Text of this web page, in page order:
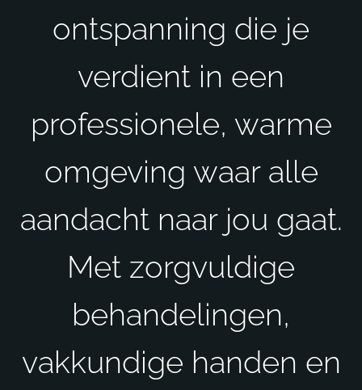
ontspanning die je
verdient in een
professionele, warme
omgeving waar alle
aandacht naar jou gaat.
Met zorgvuldige
behandelingen,
vakkundige handen en